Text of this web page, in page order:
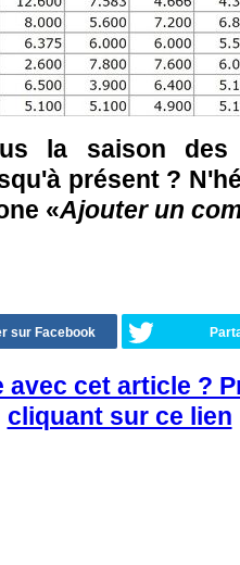
la saison
présent ?
«Ajouter un
sur Facebook
avec cet article ?
cliquant sur ce lien